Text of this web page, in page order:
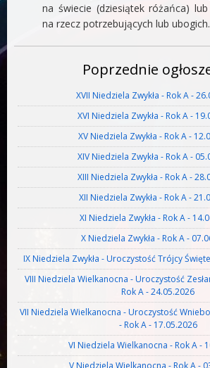
na świecie (dziesiątek różańca)
na rzecz potrzebujących lub ubogich.
Poprzednie
XVII Niedziela Zwykła - Rok A -
XVI Niedziela Zwykła - Rok A -
XV Niedziela Zwykła - Rok A -
XIV Niedziela Zwykła - Rok A -
XIII Niedziela Zwykła - Rok A -
XII Niedziela Zwykła - Rok A -
XI Niedziela Zwykła - Rok A -
X Niedziela Zwykła - Rok A -
IX Niedziela Zwykła - Uroczystość Trójcy
VIII Niedziela Wielkanocna - Uroczystość
Rok A - 24.05.2026
VII Niedziela Wielkanocna - Uroczystość
- Rok A - 17.05.2026
VI Niedziela Wielkanocna - Rok A -
V Niedziela Wielkanocna - Rok A -